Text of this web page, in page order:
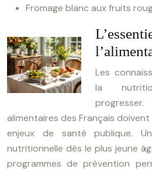
Fromage blanc aux fruits
Les
la
alimentaires des Français
enjeux de santé publique.
nutritionnelle dès le plus jeune
programmes de prévention